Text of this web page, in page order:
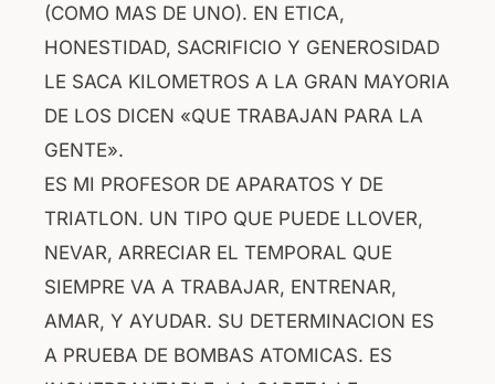
(COMO MAS DE UNO). EN ETICA,
HONESTIDAD, SACRIFICIO Y GENEROSIDAD
LE SACA KILOMETROS A LA GRAN MAYORIA
DE LOS DICEN «QUE TRABAJAN PARA LA
GENTE».
ES MI PROFESOR DE APARATOS Y DE
TRIATLON. UN TIPO QUE PUEDE LLOVER,
NEVAR, ARRECIAR EL TEMPORAL QUE
SIEMPRE VA A TRABAJAR, ENTRENAR,
AMAR, Y AYUDAR. SU DETERMINACION ES
A PRUEBA DE BOMBAS ATOMICAS. ES